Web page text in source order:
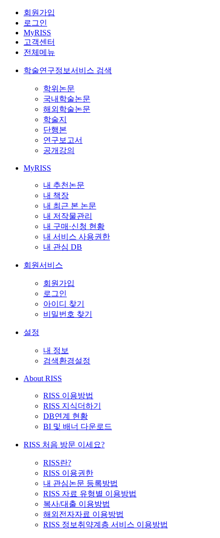
회원가입
로그인
MyRISS
고객센터
전체메뉴
학술연구정보서비스 검색
학위논문
국내학술논문
해외학술논문
학술지
단행본
연구보고서
공개강의
MyRISS
내 추천논문
내 책장
내 최근 본 논문
내 저작물관리
내 구매·신청 현황
내 서비스 사용권한
내 관심 DB
회원서비스
회원가입
로그인
아이디 찾기
비밀번호 찾기
설정
내 정보
검색환경설정
About RISS
RISS 이용방법
RISS 지식더하기
DB연계 현황
BI 및 배너 다운로드
RISS 처음 방문 이세요?
RISS란?
RISS 이용권한
내 관심논문 등록방법
RISS 자료 유형별 이용방법
복사/대출 이용방법
해외전자자료 이용방법
RISS 정보취약계층 서비스 이용방법